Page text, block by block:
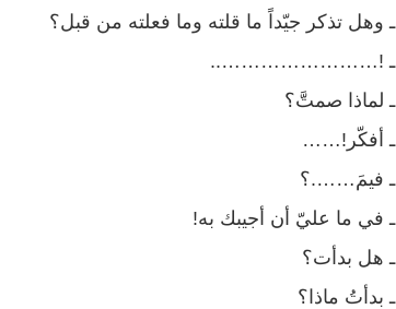
ـ وهل تذكر جيّداً ما قلته وما فعلته من قبل؟
ـ !……………………..
ـ لماذا صمتَّ؟
ـ أفكّر!……
ـ فيمَ…….؟
ـ في ما عليّ أن أجيبك به!
ـ هل بدأت؟
ـ بدأتُ ماذا؟